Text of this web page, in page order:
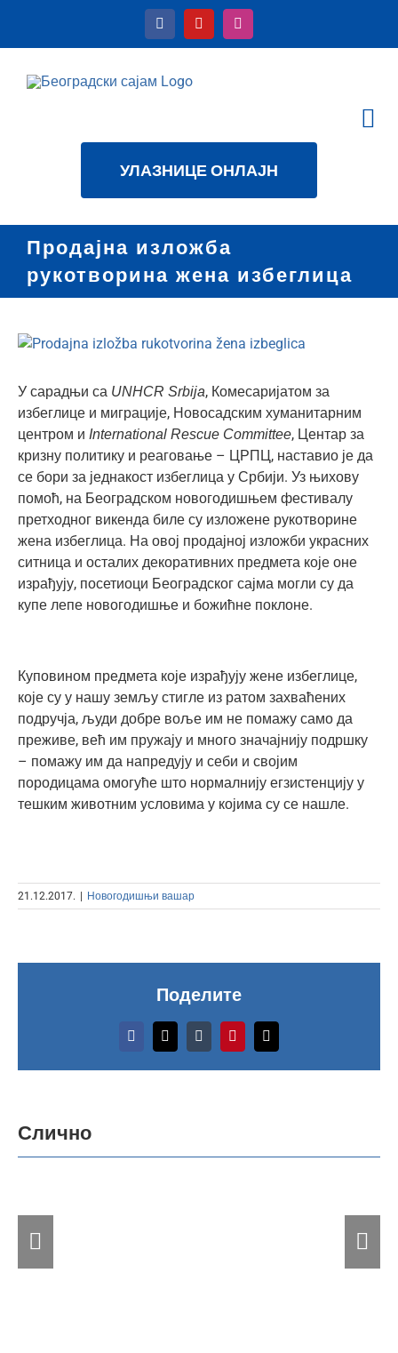
content
УСЛУГЕ
НОВОСТИ
КОНТАКТ
УЛАЗНИЦЕ ОНЛАЈН
Продајна изложба
рукотворина жена избеглица
View
Image
У сарадњи са UNHCR Srbija, Комесаријатом за
избеглице и миграције, Новосадским хуманитарним
центром и International Rescue Committee, Центар за
кризну политику и реаговање – ЦРПЦ, наставио је да
се бори за једнакост избеглица у Србији. Уз њихову
помоћ, на Београдском новогодишњем фестивалу
претходног викенда биле су изложене рукотворине
жена избеглица. На овој продајној изложби украсних
ситница и осталих декоративних предмета које оне
израђују, посетиоци Београдског сајма могли су да
купе лепе новогодишње и божићне поклоне.
Куповином предмета које израђују жене избеглице,
које су у нашу земљу стигле из ратом захваћених
подручја, људи добре воље им не помажу само да
преживе, већ им пружају и много значајнију подршку
– помажу им да напредују и себи и својим
породицама омогуће што нормалнију егзистенцију у
тешким животним условима у којима су се нашле.
21.12.2017. Новогодишњи вашар
Поделите
Facebook
X TumblrPinterestEmail
Слично
Новогодишњи